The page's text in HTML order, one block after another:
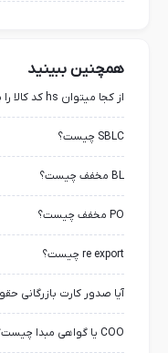
همچنین ببینید
از کجا میتوان hs کد کالا را پیدا کرد؟
SBLC چیست؟
BL مخفف چیست؟
PO مخفف چیست؟
re export چیست؟
COO یا گواهی مبدا چیست؟